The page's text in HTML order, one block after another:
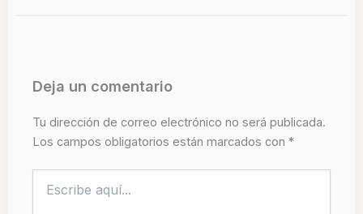
Deja un comentario
Tu dirección de correo electrónico no será publicada.
Los campos obligatorios están marcados con *
aquí...